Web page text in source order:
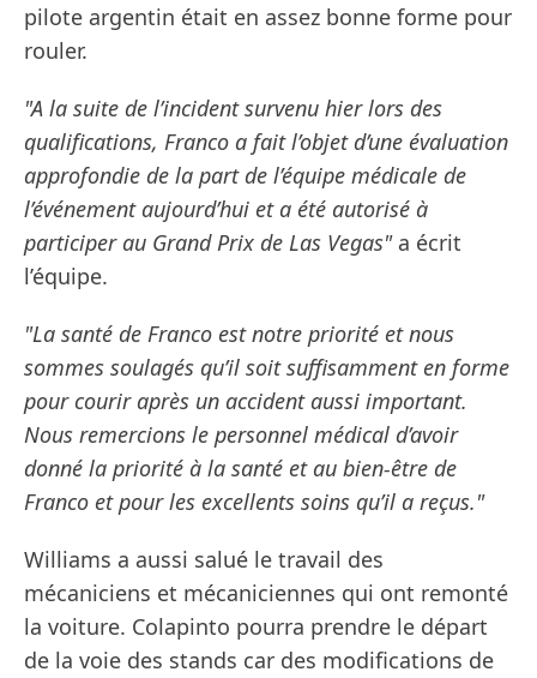
pilote argentin était en assez bonne forme pour
rouler.
"A la suite de l’incident survenu hier lors des
qualifications, Franco a fait l’objet d’une évaluation
approfondie de la part de l’équipe médicale de
l’événement aujourd’hui et a été autorisé à
participer au Grand Prix de Las Vegas" a écrit
l’équipe.
"La santé de Franco est notre priorité et nous
sommes soulagés qu’il soit suffisamment en forme
pour courir après un accident aussi important.
Nous remercions le personnel médical d’avoir
donné la priorité à la santé et au bien-être de
Franco et pour les excellents soins qu’il a reçus."
Williams a aussi salué le travail des
mécaniciens et mécaniciennes qui ont remonté
la voiture. Colapinto pourra prendre le départ
de la voie des stands car des modifications de